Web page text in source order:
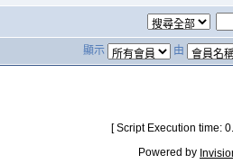
顯示 由
[ Script Execution time:
Powered by